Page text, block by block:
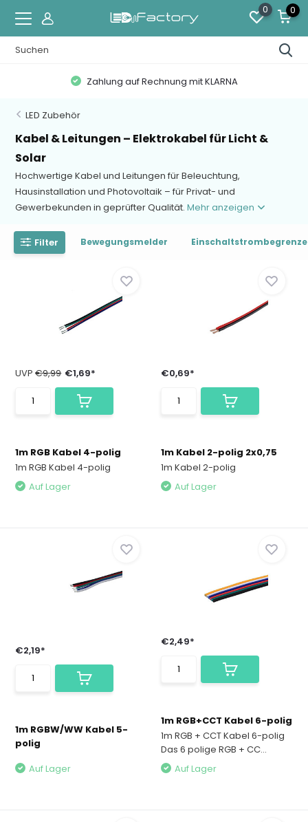
0 0
Zahlung auf Rechnung mit KLARNA
LED Zubehör
Kabel & Leitungen – Elektrokabel für Licht &
Solar
Hochwertige Kabel und Leitungen für Beleuchtung,
Hausinstallation und Photovoltaik – für Privat- und
Gewerbekunden in geprüfter Qualität.Mehr anzeigen
Filter Bewegungsmelder
UVP€9,99 €1,69*
1m RGB Kabel 4-polig
1m RGB Kabel 4-polig
Auf Lager
€0,69*
1m Kabel 2-polig 2x0,75
1m Kabel 2-polig
Auf Lager
€2,19*
1m RGBW/WW Kabel 5-
polig
Auf Lager
€2,49*
1m RGB+CCT Kabel 6-polig
1m RGB + CCT Kabel 6-polig
Das 6 polige RGB + CC...
Auf Lager